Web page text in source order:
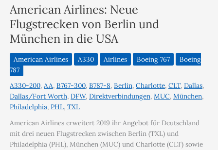
American Airlines: Neue
Flugstrecken von Berlin und
München in die USA
American Airlines A330 Airlines Boeing 767
Boeing
787
A330-200, AA, B767-300, B787-8, Berlin, Charlotte, CLT, Dallas,
Dallas/Fort Worth, DFW, Direktverbindungen, MUC, München,
Philadelphia, PHL, TXL
American Airlines erweitert 2019 ihr Angebot für Deutschland
mit drei neuen Flugstrecken zwischen Berlin (TXL) und
Philadelphia (PHL), München (MUC) und Charlotte (CLT) sowie